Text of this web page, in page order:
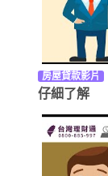
房屋貸款影片
仔細了解